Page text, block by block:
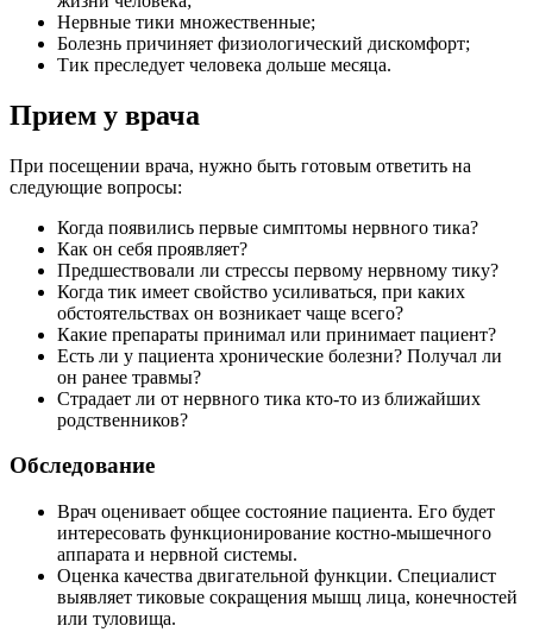
Нервные тики множественные;
Болезнь причиняет физиологический дискомфорт;
Тик преследует человека дольше месяца.
Прием у врача
При посещении врача, нужно быть готовым ответить на
следующие вопросы:
Когда появились первые симптомы нервного тика?
Как он себя проявляет?
Предшествовали ли стрессы первому нервному тику?
Когда тик имеет свойство усиливаться, при каких
обстоятельствах он возникает чаще всего?
Какие препараты принимал или принимает пациент?
Есть ли у пациента хронические болезни? Получал ли
он ранее травмы?
Страдает ли от нервного тика кто-то из ближайших
родственников?
Обследование
Врач оценивает общее состояние пациента. Его будет
интересовать функционирование костно-мышечного
аппарата и нервной системы.
Оценка качества двигательной функции. Специалист
выявляет тиковые сокращения мышц лица, конечностей
или туловища.